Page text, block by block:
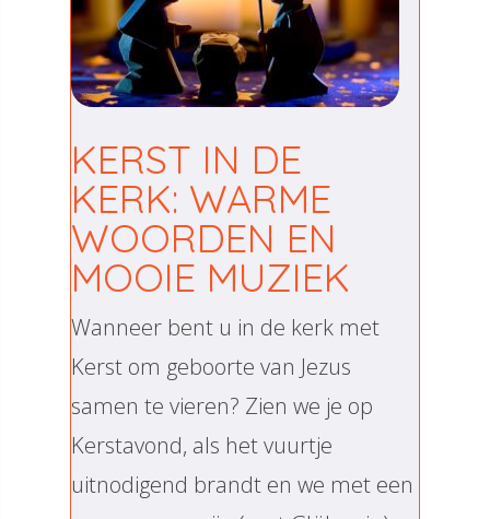
KERST IN DE
KERK: WARME
WOORDEN EN
MOOIE MUZIEK
Wanneer bent u in de kerk met
Kerst om geboorte van Jezus
samen te vieren? Zien we je op
Kerstavond, als het vuurtje
uitnodigend brandt en we met een